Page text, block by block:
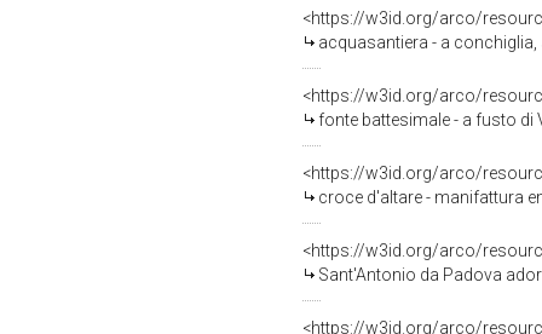
<https://w3id.org/arco/
acquasantiera - a
<https://w3id.org/arco/
fonte battesimale - a fusto di
<https://w3id.org/arco/
croce d'altare - manifattura
<https://w3id.org/arco/
Sant'Antonio da Padova
<https://w3id.org/arco/